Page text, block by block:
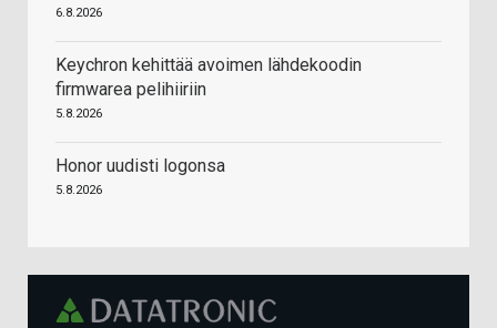
6.8.2026
Keychron kehittää avoimen lähdekoodin
firmwarea pelihiiriin
5.8.2026
Honor uudisti logonsa
5.8.2026